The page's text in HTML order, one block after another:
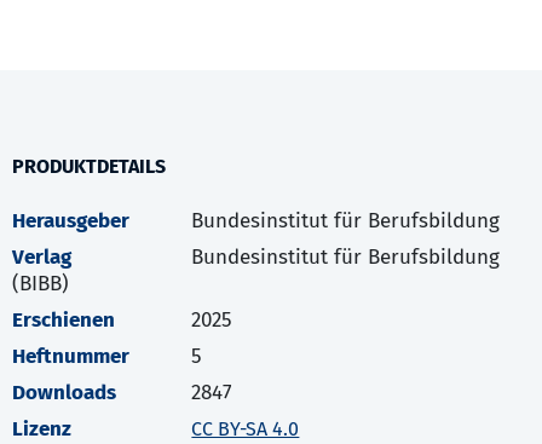
PRODUKTDETAILS
Herausgeber
Bundesinstitut für Berufsbildung
Verlag
Bundesinstitut für Berufsbildung
(BIBB)
Erschienen
2025
Heftnummer
5
Downloads
2847
Lizenz
CC BY-SA 4.0